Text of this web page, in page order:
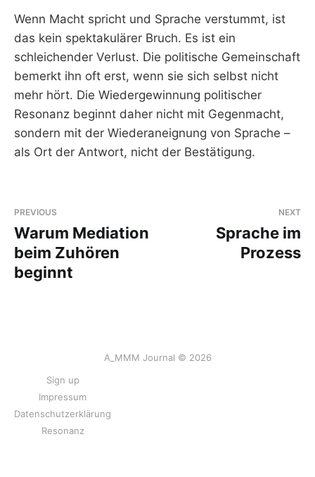
Wenn Macht spricht und Sprache verstummt, ist
das kein spektakulärer Bruch. Es ist ein
schleichender Verlust. Die politische Gemeinschaft
bemerkt ihn oft erst, wenn sie sich selbst nicht
mehr hört. Die Wiedergewinnung politischer
Resonanz beginnt daher nicht mit Gegenmacht,
sondern mit der Wiederaneignung von Sprache –
als Ort der Antwort, nicht der Bestätigung.
PREVIOUS
Warum Mediation
beim Zuhören
beginnt
NEXT
Sprache im
Prozess
A_MMM Journal © 2026
Sign up
Impressum
Datenschutzerklärung
Resonanz